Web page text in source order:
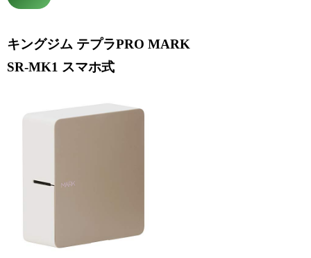
キングジム テプラPRO MARK
SR-MK1 スマホ式